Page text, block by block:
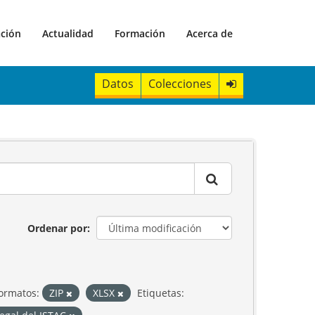
Actualidad Formación Acerca de
Datos Colecciones
Ordenar por
ZIP XLSX
Etiquetas: